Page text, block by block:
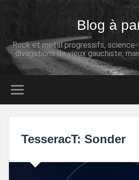
Blog à
Rock et metal progressifs,
divagations de vieux gauchiste;
TesseracT: Sonder